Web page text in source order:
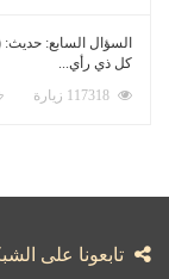
السؤال السابع: حديث:
كل ذي رأي...
تابعونا على